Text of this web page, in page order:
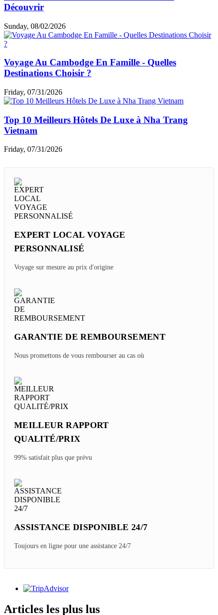
Découvrir
Sunday, 08/02/2026
Voyage Au Cambodge En Famille - Quelles
Destinations Choisir ?
Friday, 07/31/2026
Top 10 Meilleurs Hôtels De Luxe à Nha Trang
Vietnam
Friday, 07/31/2026
EXPERT LOCAL VOYAGE
PERSONNALISÉ
Voyage sur mesure au prix d'origine
GARANTIE DE REMBOURSEMENT
Nous promettons de vous rembourser au cas où
MEILLEUR RAPPORT
QUALITÉ/PRIX
99% satisfait plus que prévu
ASSISTANCE DISPONIBLE 24/7
Toujours en ligne pour une assistance 24/7
Articles les plus lus